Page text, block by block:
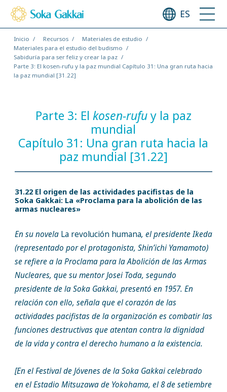
ES
Inicio Recursos
Materiales de estudio
Materiales para el estudio del budismo
Sabiduría para ser feliz y crear la paz
Parte 3: El kosen-rufu y la paz mundial Capítulo 31: Una gran ruta hacia
la paz mundial [31.22]
Parte 3: El kosen-rufuy la paz
mundial
Capítulo 31: Una gran ruta hacia la
paz mundial [31.22]
31.22 El origen de las actividades pacifistas de la
Soka Gakkai: La «Proclama para la abolición de las
armas nucleares»
En su novelaLa revolución humana, el presidente Ikeda
(representado por el protagonista, Shin’ichi Yamamoto)
se refiere a la Proclama para la Abolición de las Armas
Nucleares, que su mentor Josei Toda, segundo
presidente de la Soka Gakkai, presentó en 1957. En
relación con ello, señala que el corazón de las
actividades pacifistas de la organización es combatir las
funciones destructivas que atentan contra la dignidad
de la vida y contra el derecho humano a la existencia.
[En el Festival de Jóvenes de la Soka Gakkai celebrado
en el Estadio Mitsuzawa de Yokohama, el 8 de setiembre